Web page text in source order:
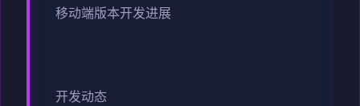
移动端版本开发进展
开发动态